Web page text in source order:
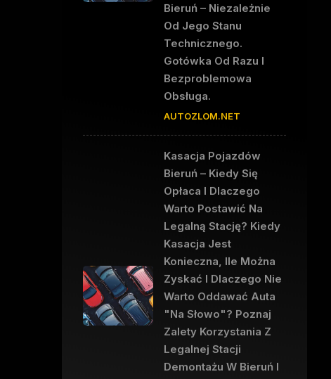
Bieruń – Niezależnie
Od Jego Stanu
Technicznego.
Gotówka Od Razu I
Bezproblemowa
Obsługa.
AUTOZLOM.NET
Kasacja Pojazdów
Bieruń – Kiedy Się
Opłaca I Dlaczego
Warto Postawić Na
Legalną Stację? Kiedy
Kasacja Jest
Konieczna, Ile Można
Zyskać I Dlaczego Nie
Warto Oddawać Auta
"na Słowo"? Poznaj
Zalety Korzystania Z
Legalnej Stacji
Demontażu W Bieruń I